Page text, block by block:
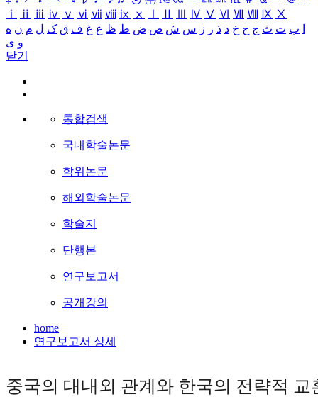
ⅰ
ⅱ ⅲ ⅳ ⅴ ⅵ ⅶ ⅷ ⅸ ⅹ Ⅳ Ⅴ Ⅵ Ⅶ Ⅷ Ⅸ Ⅹ
ب ت ث ج ح خ د ذ ر ز س ش ص ض ط ظ ع غ ف ق ک ل م ن ه
و ی
닫기
통합검색
국내학술논문
학위논문
해외학술논문
학술지
단행본
연구보고서
공개강의
home
연구보고서 상세
중국의 대내외 관계와 한국의 전략적 교